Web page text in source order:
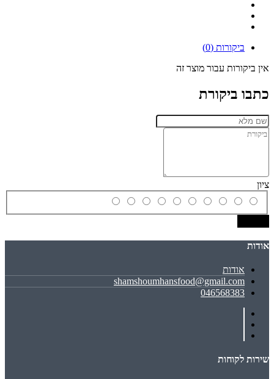
ביקורות (0)
אין ביקורות עבור מוצר זה
כתבו ביקורת
ציון
אודות
אודות
shamshoumhansfood@gmail.com
046568383
שירות לקוחות